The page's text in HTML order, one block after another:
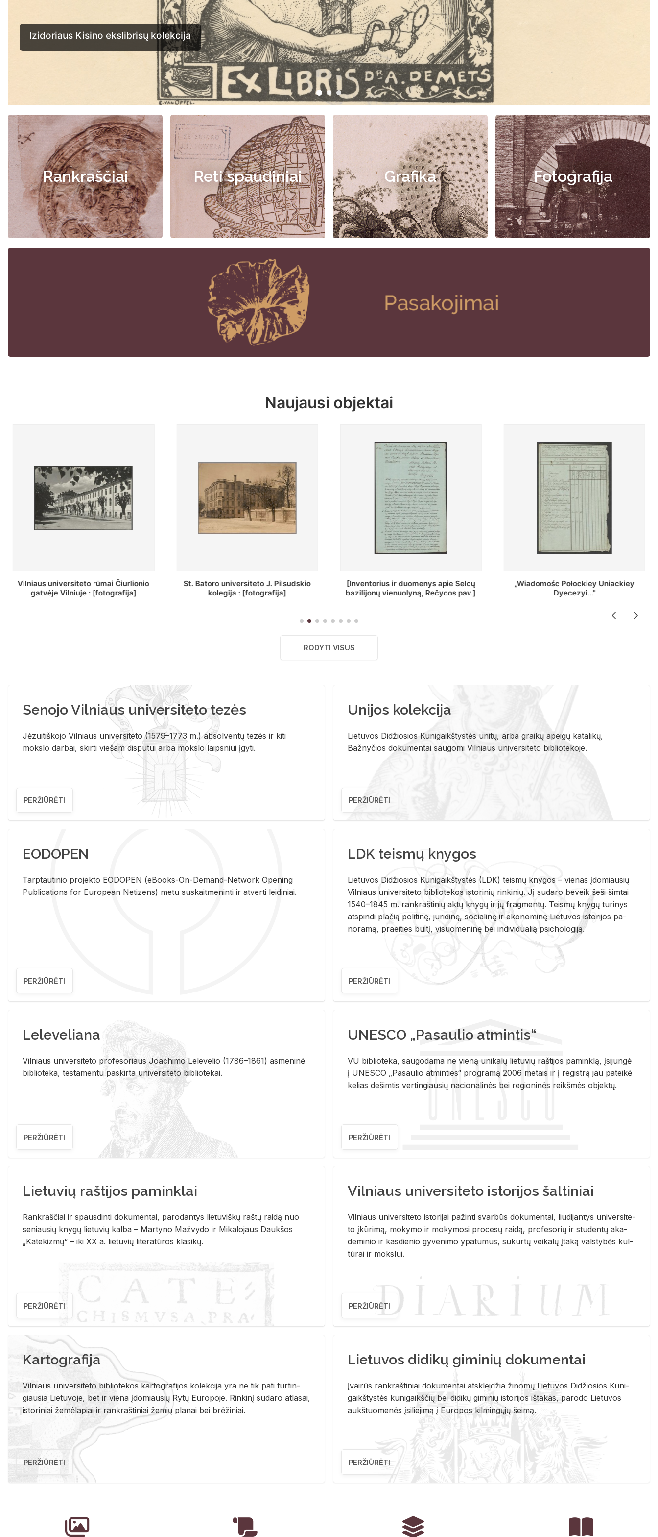
Rankraščiai Reti spaudiniai Grafika Fotografija
Naujausi objektai
St. Batoro universiteto J. Pilsudskio
kolegija : [fotografija]
[Inventorius ir duomenys apie Selcų
bazilijonų vienuolyną, Rečycos pav.]
„Wiadomośc Połockiey Uniackiey
Dyecezyi..."
Regestr Parochow Dekanatu
Brzeskiego
RODYTI VISUS
Senojo Vilniaus universiteto tezės
Jėzuitiškojo Vilniaus universiteto (1579–1773 m.) absolventų tezės ir kiti
mokslo darbai, skirti viešam disputui arba mokslo laipsniui įgyti.
PERŽIŪRĖTI
Unijos kolekcija
Lietuvos Didžiosios Kunigaikštystės unitų, arba graikų apeigų katalikų,
Bažnyčios dokumentai saugomi Vilniaus universiteto bibliotekoje.
PERŽIŪRĖTI
EODOPEN
Tarp­tau­ti­nio pro­jek­to EO­DO­PEN (eBo­oks-On-De­mand-Ne­twork Ope­ning
Pub­li­ca­tions for Eu­ro­pe­an Ne­ti­zens) metu su­skait­me­nin­ti ir at­ver­ti lei­di­niai.
PERŽIŪRĖTI
LDK teismų knygos
Lie­tu­vos Di­džio­sios Ku­ni­gaikš­tys­tės (LDK) teis­mų kny­gos – vie­nas įdo­miau­sių
Vil­niaus uni­ver­si­te­to bi­b­lio­te­kos is­to­ri­nių rin­ki­nių. Jį su­da­ro be­veik šeši šim­tai
1540–1845 m. rank­raš­ti­nių aktų kny­gų ir jų frag­men­tų. Teis­mų kny­gų tu­ri­nys
at­spin­di pla­čią po­li­ti­nę, ju­ri­di­nę, so­cia­li­nę ir eko­no­mi­nę Lie­tu­vos is­to­ri­jos pa­
no­ra­mą, pra­ei­ties bui­tį, vi­suo­me­ni­nę bei in­di­vi­dua­lią psi­cho­lo­gi­ją.
PERŽIŪRĖTI
Leleveliana
Vil­niaus uni­ver­si­te­to pro­fe­so­riaus Jo­a­chi­mo Le­le­ve­lio (1786–1861) as­me­ni­nė
bi­b­lio­te­ka, te­sta­men­tu pa­skir­ta uni­ver­si­te­to bi­b­lio­te­kai.
PERŽIŪRĖTI
UNESCO „Pasaulio atmintis“
VU biblioteka, saugodama ne vieną unikalų lietuvių raštijos paminklą, įsijungė
į UNESCO „Pasaulio atminties“ programą 2006 metais ir į registrą jau pateikė
kelias dešimtis vertingiausių nacionalinės bei regioninės reikšmės objektų.
PERŽIŪRĖTI
Lietuvių raštijos paminklai
Rank­raš­čiai ir spaus­din­ti do­ku­men­tai, pa­ro­dan­tys lie­tu­viš­kų raš­tų rai­dą nuo
se­niau­sių kny­gų lie­tu­vių kal­ba – Mar­ty­no Ma­žvy­do ir Mi­ka­lo­jaus Dauk­šos
„Ka­te­kiz­mų“ – iki XX a. lie­tu­vių li­te­ra­tū­ros kla­si­kų.
PERŽIŪRĖTI
Vilniaus universiteto istorijos šaltiniai
Vil­niaus uni­ver­si­te­to is­to­ri­jai pa­žin­ti svar­būs do­ku­men­tai, liu­di­jan­tys uni­ver­si­te­
to įkū­ri­mą, mo­ky­mo ir mo­ky­mo­si pro­ce­sų rai­dą, pro­fe­so­rių ir stu­den­tų aka­
de­mi­nio ir kas­die­nio gy­ve­ni­mo ypa­tu­mus, su­kur­tų vei­ka­lų įta­ką vals­ty­bės kul­
tū­rai ir moks­lui.
PERŽIŪRĖTI
Kartografija
Vil­niaus uni­ver­si­te­to bi­b­lio­te­kos kar­to­gra­fi­jos ko­lek­ci­ja yra ne tik pati tur­tin­
giau­sia Lie­tu­vo­je, bet ir vie­na įdo­miau­sių Rytų Eu­ro­po­je. Rin­ki­nį su­da­ro at­la­sai,
is­to­ri­niai že­mė­la­piai ir rank­raš­ti­niai že­mių pla­nai bei brė­ži­niai.
PERŽIŪRĖTI
Lietuvos didikų giminių dokumentai
Įvai­rūs rank­raš­ti­niai do­ku­men­tai at­sklei­džia ži­no­mų Lie­tu­vos Di­džio­sios Ku­ni­
gaikš­tys­tės ku­ni­gaikš­čių bei di­di­kų gi­mi­nių is­to­ri­jos iš­ta­kas, pa­ro­do Lie­tu­vos
aukš­tuo­me­nės įsi­lie­ji­mą į Eu­ro­pos kil­min­gų­jų šei­mą.
PERŽIŪRĖTI